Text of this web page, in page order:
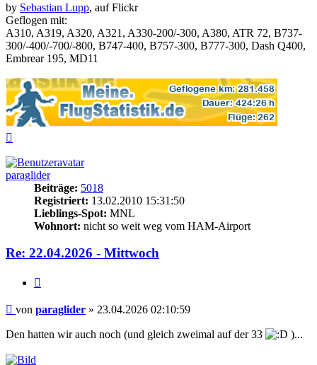
by Sebastian Lupp, auf Flickr
Geflogen mit:
A310, A319, A320, A321, A330-200/-300, A380, ATR 72, B737-
300/-400/-700/-800, B747-400, B757-300, B777-300, Dash Q400,
Embrear 195, MD11
paraglider
Beiträge: 5018
Registriert: 13.02.2010 15:31:50
Lieblings-Spot: MNL
Wohnort: nicht so weit weg vom HAM-Airport
Re: 22.04.2026 - Mittwoch
Beitrag
von paraglider » 23.04.2026 02:10:59
Den hatten wir auch noch (und gleich zweimal auf der 33 )...